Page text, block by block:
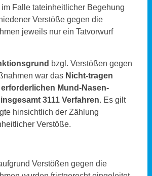
im Falle tateinheitlicher Begehung
Verstöße gegen die
jeweils nur ein Tatvorwurf
bzgl. Verstößen gegen
war das Nicht-tragen
erforderlichen Mund-Nasen-
3111 Verfahren. Es gilt
hinsichtlich der Zählung
Verstöße.
Verstößen gegen die